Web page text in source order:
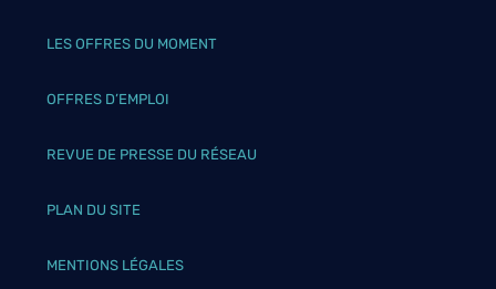
LES OFFRES DU MOMENT
OFFRES D’EMPLOI
REVUE DE PRESSE DU RÉSEAU
PLAN DU SITE
MENTIONS LÉGALES